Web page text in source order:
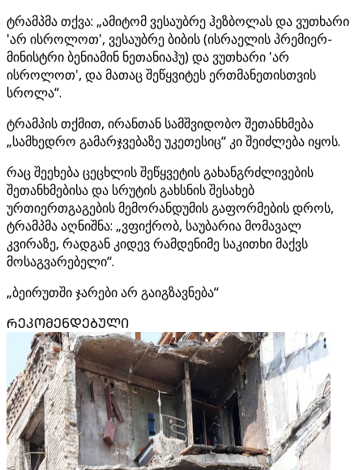
ტრამპმა თქვა: „ამიტომ ვესაუბრე ჰეზბოლას და ვუთხარი
'არ ისროლოთ', ვესაუბრე ბიბის (ისრაელის პრემიერ-
მინისტრი ბენიამინ ნეთანიაჰუ) და ვუთხარი 'არ
ისროლოთ', და მათაც შეწყვიტეს ერთმანეთისთვის
სროლა“.
ტრამპის თქმით, ირანთან სამშვიდობო შეთანხმება
„სამხედრო გამარჯვებაზე უკეთესიც“ კი შეიძლება იყოს.
რაც შეეხება ცეცხლის შეწყვეტის გახანგრძლივების
შეთანხმებისა და სრუტის გახსნის შესახებ
ურთიერთგაგების მემორანდუმის გაფორმების დროს,
ტრამპმა აღნიშნა: „ვფიქრობ, საუბარია მომავალ
კვირაზე, რადგან კიდევ რამდენიმე საკითხი მაქვს
მოსაგვარებელი“.
„ბეირუთში ჯარები არ გაიგზავნება“
ᲠᲔᲙᲝᲛᲔᲜᲓᲔᲑᲣᲚᲘ